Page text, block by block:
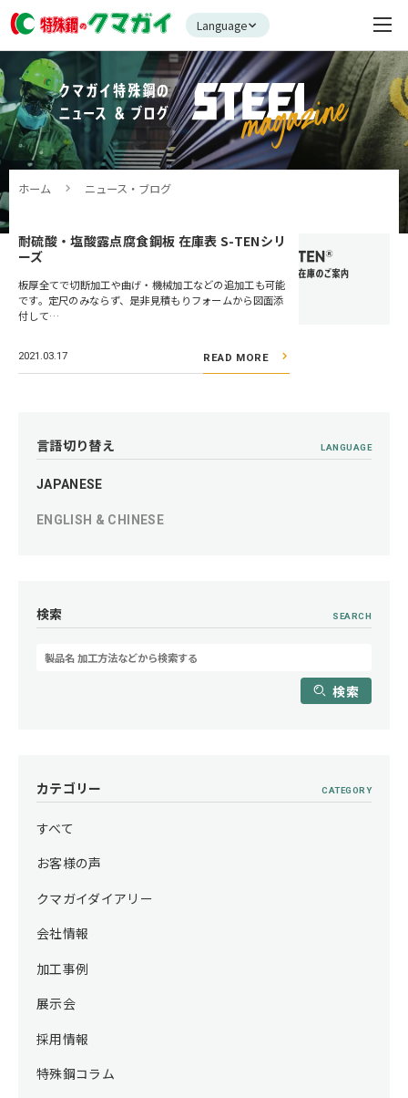
Language
ホーム ニュース・ブログ
耐硫酸・塩酸露点腐食鋼板 在庫表 S-TENシリ
ーズ
板厚全てで切断加工や曲げ・機械加工などの追加工も可能
です。定尺のみならず、是非見積もりフォームから図面添
付して…
2021.03.17 READ MORE
言語切り替え LANGUAGE
JAPANESE
ENGLISH & CHINESE
検索 SEARCH
検索
カテゴリー CATEGORY
すべて
お客様の声
クマガイダイアリー
会社情報
加工事例
展示会
採用情報
特殊鋼コラム